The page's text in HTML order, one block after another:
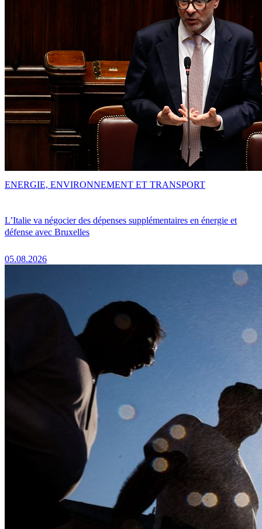
L’Italie va négocier des dépenses supplémentaires en énergie et
défense avec Bruxelles
05.08.2026
ENERGIE, ENVIRONNEMENT ET TRANSPORT